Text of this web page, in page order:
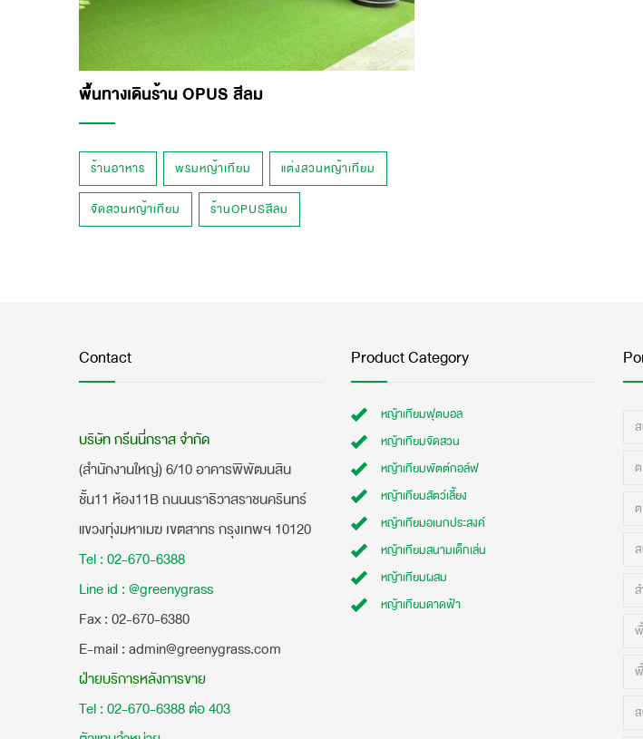
พื้นทางเดินร้าน OPUS สีลม
ร้านอาหาร พรมหญ้าเทียม แต่งสวนหญ้าเทียม
จัดสวนหญ้าเทียม ร้านOPUSสีลม
Contact
บริษัท กรีนนี่กราส จำกัด
(สำนักงานใหญ่) 6/10 อาคารพิพัฒนสิน
ชั้น11 ห้อง11B ถนนนราธิวาสราชนครินทร์
แขวงทุ่งมหาเมฆ เขตสาทร กรุงเทพฯ 10120
Tel : 02-670-6388
Line id : @greenygrass
​Fax : 02-670-6380
E-mail : admin@greenygrass.com
ฝ่ายบริการหลังการขาย
Tel : 02-670-6388 ต่อ 403
Product Category
หญ้าเทียมฟุตบอล
หญ้าเทียมจัดสวน
หญ้าเทียมพัตต์กอล์ฟ
หญ้าเทียมสัตว์เลี้ยง
หญ้าเทียมอเนกประสงค์
หญ้าเทียมสนามเด็กเล่น
หญ้าเทียมผสม
หญ้าเทียมดาดฟ้า